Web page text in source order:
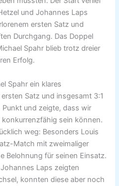
und Johannes Laps
ersten Satz und
Durchgang. Das Doppel
Spahr blieb trotz dreier
Erfolg.
Spahr ein klares
Satz und insgesamt 3:1
und zeigte, dass wir
sein können.
weg: Besonders Louis
Match mit zweimaliger
Belohnung für seinen Einsatz.
Laps zeigten
konnten diese aber noch